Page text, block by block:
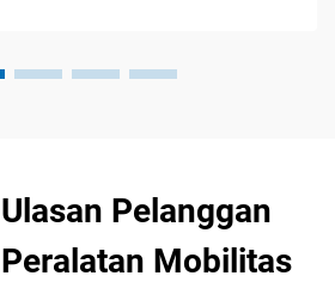
Pelanggan
Mobilitas